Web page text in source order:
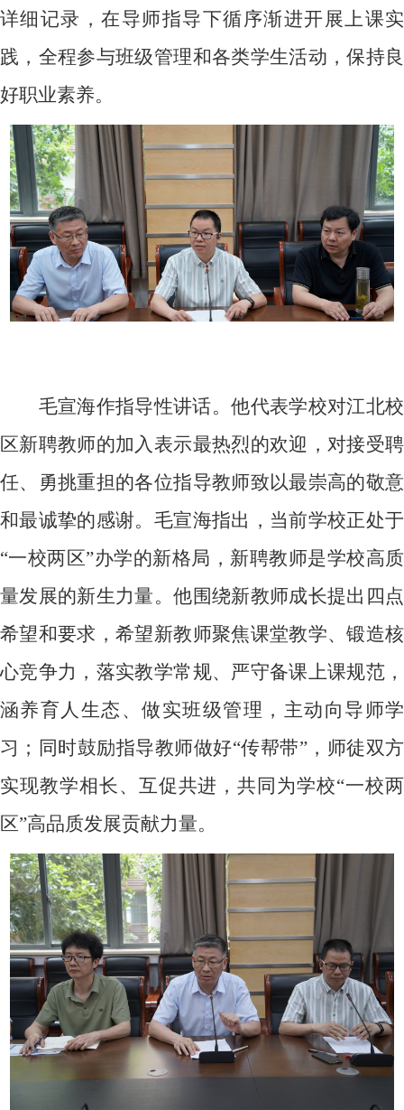
详细记录，在导师指导下循序渐进开展上课实
践，全程参与班级管理和各类学生活动，保持良
好职业素养。
毛宣海作指导性讲话。他代表学校对江北校
区新聘教师的加入表示最热烈的欢迎，对接受聘
任、勇挑重担的各位指导教师致以最崇高的敬意
和最诚挚的感谢。毛宣海指出，当前学校正处于
“一校两区”办学的新格局，新聘教师是学校高质
量发展的新生力量。他围绕新教师成长提出四点
希望和要求，希望新教师聚焦课堂教学、锻造核
心竞争力，落实教学常规、严守备课上课规范，
涵养育人生态、做实班级管理，主动向导师学
习；同时鼓励指导教师做好“传帮带”，师徒双方
实现教学相长、互促共进，共同为学校“一校两
区”高品质发展贡献力量。